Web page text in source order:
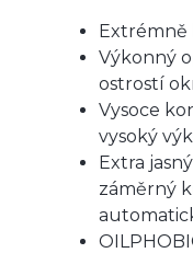
Extrémně
Výkonný
ostrostí
Vysoce
vysoký
Extra
záměrný